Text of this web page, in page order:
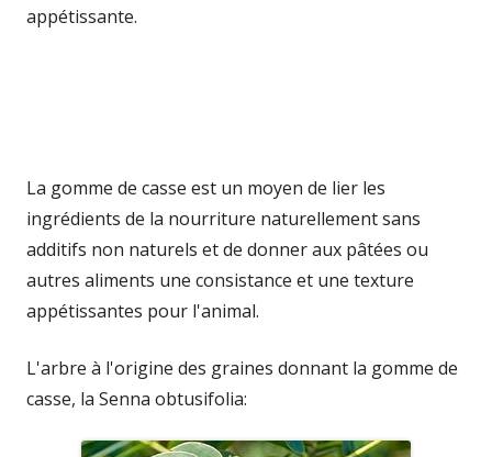
appétissante.
La gomme de casse est un moyen de lier les
ingrédients de la nourriture naturellement sans
additifs non naturels et de donner aux pâtées ou
autres aliments une consistance et une texture
appétissantes pour l'animal.
L'arbre à l'origine des graines donnant la gomme de
casse, la Senna obtusifolia: